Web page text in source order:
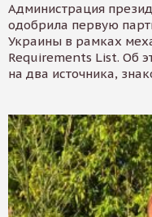
Администрация
одобрила первую
Украины в рамках
Requirements List. Об
на два источника,